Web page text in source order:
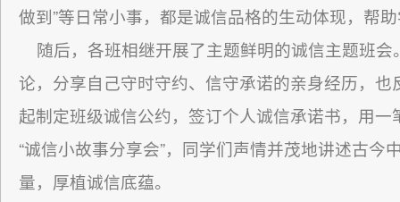
做到”等日常小事，都是诚信品格的生动体现，帮
随后，各班相继开展了主题鲜明的诚信主题班会
论，分享自己守时守约、信守承诺的亲身经历，
起制定班级诚信公约，签订个人诚信承诺书，用
“诚信小故事分享会”，同学们声情并茂地讲述古
量，厚植诚信底蕴。